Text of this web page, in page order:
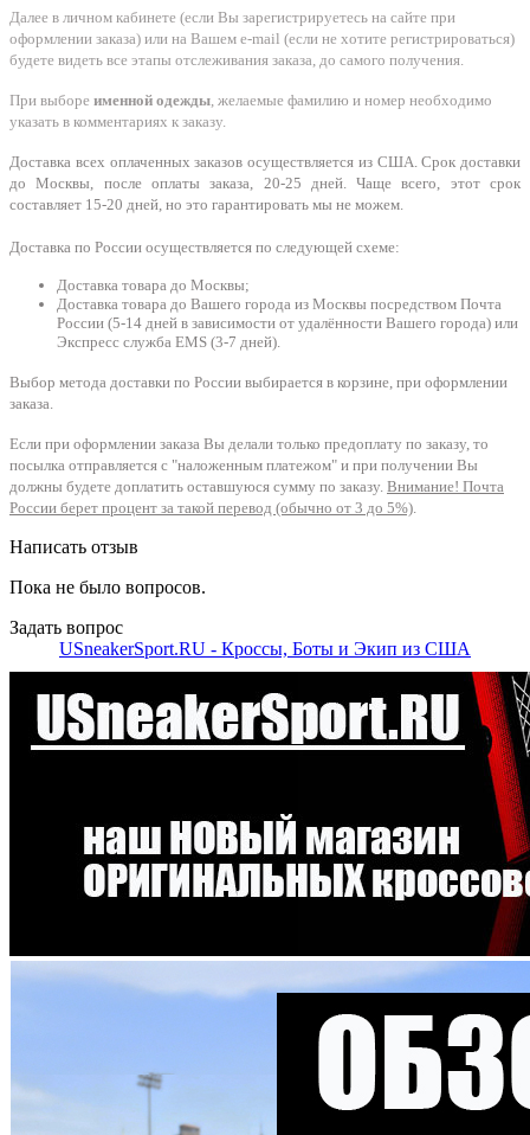
Далее в личном кабинете (если Вы зарегистрируетесь на сайте при
оформлении заказа) или на Вашем e-mail (если не хотите регистрироваться)
будете видеть все этапы отслеживания заказа, до самого получения.
При выборе именной одежды, желаемые фамилию и номер необходимо
указать в комментариях к заказу.
Доставка всех оплаченных заказов осуществляется из США. Срок доставки
до Москвы, после оплаты заказа, 20-25 дней. Чаще всего, этот срок
составляет 15-20 дней, но это гарантировать мы не можем.
Доставка по России осуществляется по следующей схеме:
Доставка товара до Москвы;
Доставка товара до Вашего города из Москвы посредством Почта
России (5-14 дней в зависимости от удалённости Вашего города) или
Экспресс служба EMS (3-7 дней).
Выбор метода доставки по России выбирается в корзине, при оформлении
заказа.
Если при оформлении заказа Вы делали только предоплату по заказу, то
посылка отправляется с "наложенным платежом" и при получении Вы
должны будете доплатить оставшуюся сумму по заказу. Внимание! Почта
России берет процент за такой перевод (обычно от 3 до 5%).
Написать отзыв
Пока не было вопросов.
Задать вопрос
USneakerSport.RU - Кроссы, Боты и Экип из США